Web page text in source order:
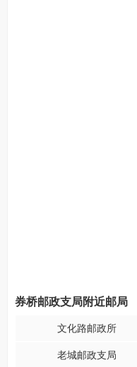
券桥邮政支局附近邮局
文化路邮政所
老城邮政支局